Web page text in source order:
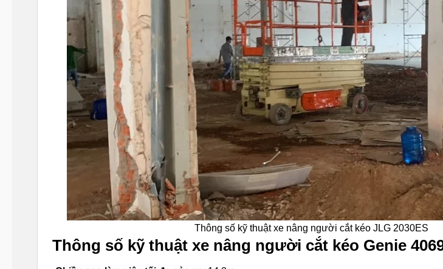
Thông số kỹ thuật xe nâng người cắt kéo JLG 2030ES
Thông số kỹ thuật xe nâng người cắt kéo Genie